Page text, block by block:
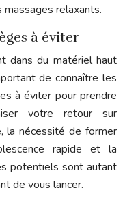
relaxants.
à éviter
dans du matériel haut
de connaître les
à éviter pour prendre
votre retour sur
la nécessité de former
rapide et la
potentiels sont autant
de vous lancer.